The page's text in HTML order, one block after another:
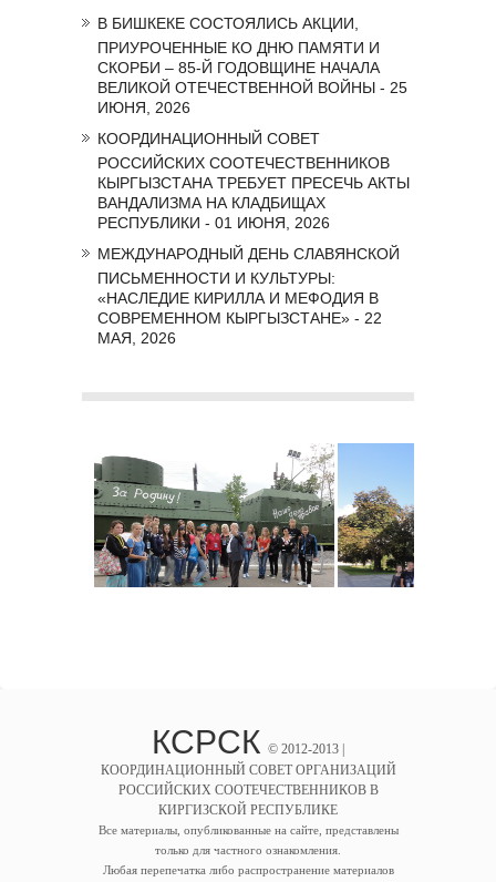
В БИШКЕКЕ СОСТОЯЛИСЬ АКЦИИ,
ПРИУРОЧЕННЫЕ КО ДНЮ ПАМЯТИ И
СКОРБИ – 85-Й ГОДОВЩИНЕ НАЧАЛА
ВЕЛИКОЙ ОТЕЧЕСТВЕННОЙ ВОЙНЫ - 25
ИЮНЯ, 2026
КООРДИНАЦИОННЫЙ СОВЕТ
РОССИЙСКИХ СООТЕЧЕСТВЕННИКОВ
КЫРГЫЗСТАНА ТРЕБУЕТ ПРЕСЕЧЬ АКТЫ
ВАНДАЛИЗМА НА КЛАДБИЩАХ
РЕСПУБЛИКИ - 01 ИЮНЯ, 2026
МЕЖДУНАРОДНЫЙ ДЕНЬ СЛАВЯНСКОЙ
ПИСЬМЕННОСТИ И КУЛЬТУРЫ:
«НАСЛЕДИЕ КИРИЛЛА И МЕФОДИЯ В
СОВРЕМЕННОМ КЫРГЫЗСТАНЕ» - 22
МАЯ, 2026
КСРСК © 2012-2013 |
КООРДИНАЦИОННЫЙ СОВЕТ ОРГАНИЗАЦИЙ
РОССИЙСКИХ СООТЕЧЕСТВЕННИКОВ В
КИРГИЗСКОЙ РЕСПУБЛИКЕ
Все материалы, опубликованные на сайте, представлены
только для частного ознакомления.
Любая перепечатка либо распространение материалов